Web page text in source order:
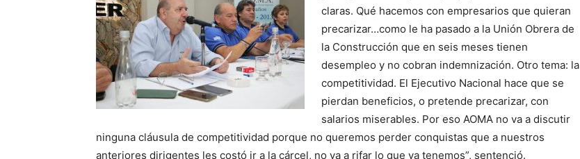
claras. Qué hacemos con empresarios que quieran
precarizar…como le ha pasado a la Unión Obrera de
la Construcción que en seis meses tienen
desempleo y no cobran indemnización. Otro tema: la
competitividad. El Ejecutivo Nacional hace que se
pierdan beneficios, o pretende precarizar, con
salarios miserables. Por eso AOMA no va a discutir
ninguna cláusula de competitividad porque no queremos perder conquistas que a nuestros
anteriores dirigentes les costó ir a la cárcel, no va a rifar lo que ya tenemos”, sentenció.